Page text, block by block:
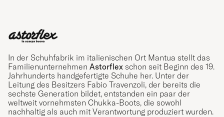
In der Schuhfabrik im italienischen Ort Mantua stellt das
Familienunternehmen Astorflex schon seit Beginn des 19.
Jahrhunderts handgefertigte Schuhe her. Unter der
Leitung des Besitzers Fabio Travenzoli, der bereits die
sechste Generation bildet, entstanden ein paar der
weltweit vornehmsten Chukka-Boots, die sowohl
nachhaltig als auch mit Verantwortung produziert wurden.